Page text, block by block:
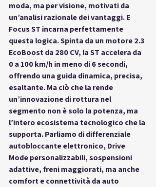
moda, ma per visione, motivati da
un’analisi razionale dei vantaggi. E
Focus ST incarna perfettamente
questa logica. Spinta da un motore 2.3
EcoBoost da 280 CV, la ST accelera da
0 a 100 km/h in meno di 6 secondi,
offrendo una guida dinamica, precisa,
esaltante. Ma ciò che la rende
un’innovazione di rottura nel
segmento non è solo la potenza, ma
l’intero ecosistema tecnologico che la
supporta. Parliamo di differenziale
autobloccante elettronico, Drive
Mode personalizzabili, sospensioni
adattive, freni maggiorati, ma anche
comfort e connettività da auto